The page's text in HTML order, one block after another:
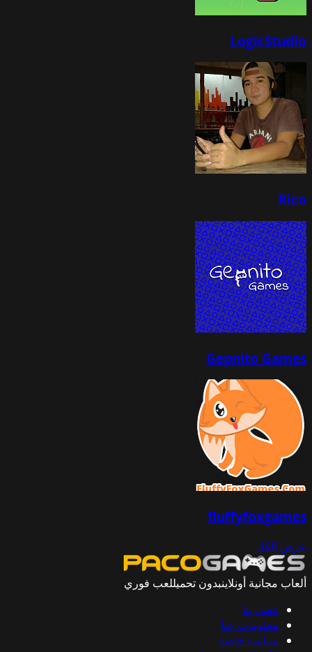
LogicStudio
Rico
Gepnito Games
fluffyfoxgames
عرض الكل
ألعاب مجانية أونلاينبدون تحميللعب فوري
اتصل بنا
معلومات عنا
سياسة خاصة